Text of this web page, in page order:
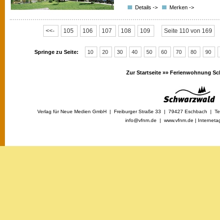
Details ->
Merken ->
<<- 105 106 107 108 109 Seite 110 von 169
Springe zu Seite: 10 20 30 40 50 60 70 80 90
Zur Startseite »» Ferienwohnung
Verlag für Neue Medien GmbH | Freiburger Straße 33 | 79427 Eschbach |
info@vfnm.de | www.vfnm.de |